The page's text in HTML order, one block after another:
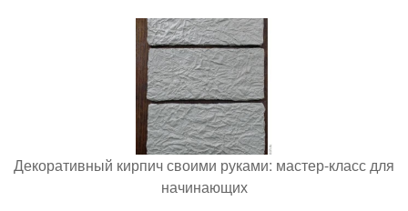
Декоративный кирпич своими руками: мастер-класс для
начинающих